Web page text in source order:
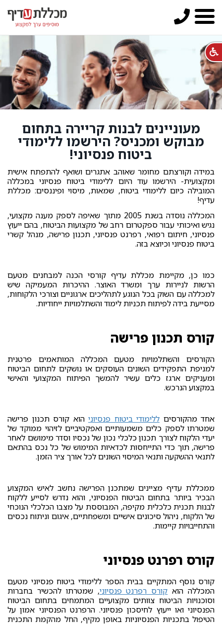
מעוניינים לבנות קריירה בתחום
מבוקש ומכניס? הירשמו ללימודי
ביטוח פנסיוני!
במידה וקורצתם מחומר שאוהב אתגרים ושואף להתפתח אישית
ומקצועית- הירשמו עוד היום ללימודי ביטוח פנסיוני במכללה
המובילה כיום ללימודי ביטוח, שמאות, מיסוי ופיננסים: מכללת
עדיף!
המכללה נוסדה בשנת 2005 מתוך שאיפה לספק מענה מקצועי,
נגיש ואיכותי עבור ספקטרום רחב של מקצועות הביטוח, בהם ייעוץ
פנסיוני, חיתום רפואי, רפרנט פנסיוני, תכנון פרישה, מנהל קשרי
ביטוח פנסיוני וכיוצא בזה.
כמו כן, מקיימת מכללת עדיף קורסי הכנה למבחנים מטעם
הרשות לניירות ערך ומשרד האוצר. ההיכרות המעמיקה שיש
למכללה עם השוק בכל הנוגע לתהליכים ארגוניים וצורכי הלקוחות,
מסייעת בידה לפיתוח תכניות לימוד והשתלמויות ייחודיות.
קורס תכנון פרישה
הקורסים והשתלמויות מטעם המכללה המותאמים פרטנית
למניפת התפקידים השונים העוסקים או נושקים לתחום הביטוח
ומעניקים ארגז כלים עשיר להמשך הפיתוח המקצועי והאישי
במקצוע הנרכש.
אחד מהקורסים ללימודי ביטוח פנסיוני הוא קורס תכנון פרישה
שמטרתו לספק כלים משמעותיים ואפקטיביים לזיהוי ממוקד של
יעדי הלקוח לצורך תכנון כלכלי נכון של נכסיו וסדר מימושם לאחר
פרישה, תוך כדי התייחסות לכדאיות המימוש של כל נכס בהתאם
לתנאי ההשקעה ותנאי המיסוי השונים לכל אורך ציר הזמן.
ממכללת עדיף מציינים שמתכנן הפרישה נחשב לאיש המקצוע
הבכיר ביותר בתחום הביטוח הפנסיוני, והוא נדרש לסייע ללקוח
לבנות תכנית כלכלית מקיפה, המבוססת על מצבו הכלכלי הנוכחי
של הלקוח, ניהול סיכונים אישיים ומשפחתיים, איגום וניתוח נכסים
והתחייבויות קיימות.
קורס רפרנט פנסיוני
קורס נוסף המתקיים בבית הספר ללימודי ביטוח פנסיוני מטעם
המכללה הוא קורס רפרנט פנסיוני, שמטרתו להכשיר בחברות
וסוכנויות הביטוח צוותים מקצועיים המתמחים בתחום הביטוח
הפנסיוני ואו ייעוץ לחיסכון פנסיוני. הרפרנט הפנסיוני אמון על
הטיפול בתכניות הפנסיוניות באופן מקיף, החל מהקמת התכנית